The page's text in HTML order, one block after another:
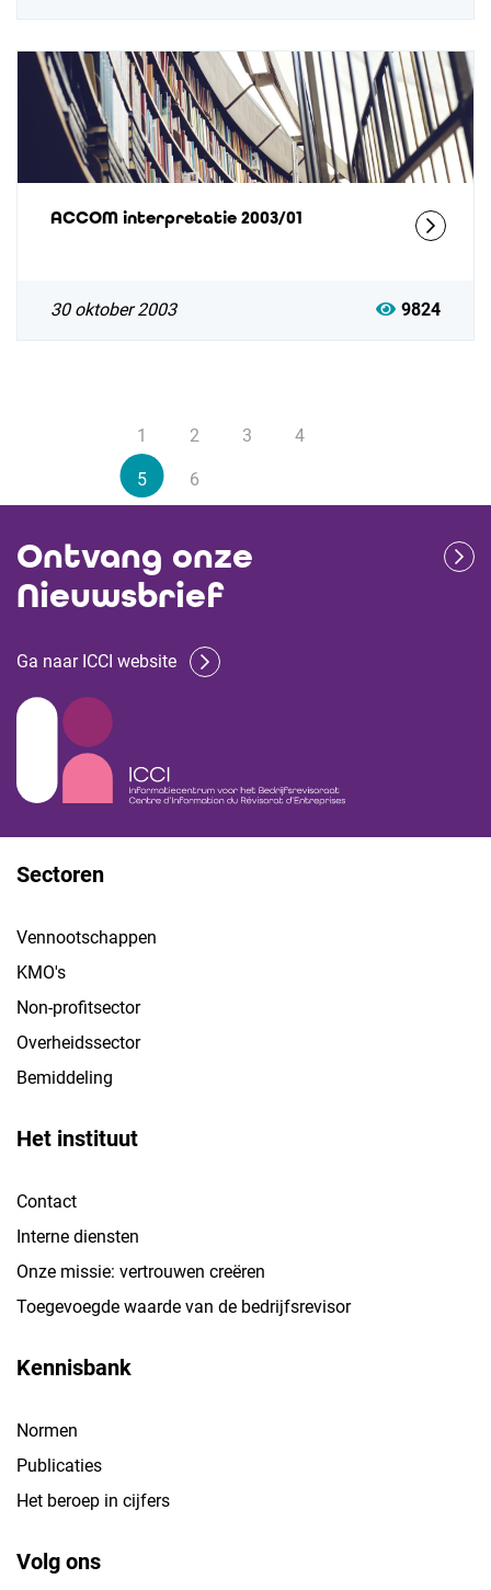
ACCOM interpretatie 2003/01
30 oktober 2003 9824
1 2 3 4
5 6
Ontvang onze
Nieuwsbrief
Ga naar ICCI website
Sectoren
Vennootschappen
KMO's
Non-profitsector
Overheidssector
Bemiddeling
Het instituut
Contact
Interne diensten
Onze missie: vertrouwen creëren
Toegevoegde waarde van de bedrijfsrevisor
Kennisbank
Normen
Publicaties
Het beroep in cijfers
Volg ons